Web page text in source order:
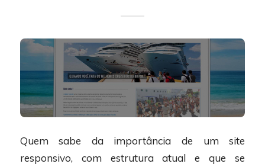
Quem sabe da importância de um site
responsivo, com estrutura atual e que se